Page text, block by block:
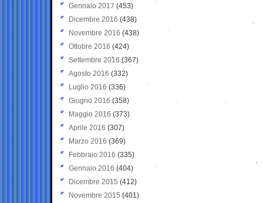
Gennaio 2017 (453)
Dicembre 2016 (438)
Novembre 2016 (438)
Ottobre 2016 (424)
Settembre 2016 (367)
Agosto 2016 (332)
Luglio 2016 (336)
Giugno 2016 (358)
Maggio 2016 (373)
Aprile 2016 (307)
Marzo 2016 (369)
Febbraio 2016 (335)
Gennaio 2016 (404)
Dicembre 2015 (412)
Novembre 2015 (401)